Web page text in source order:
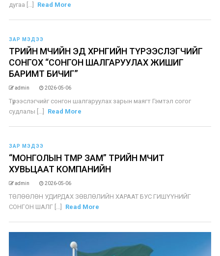
дугаа [...]
Read More
ЗАР МЭДЭЭ
ТӨРИЙН ӨМЧИЙН ЭД ХӨРӨНГИЙН ТҮРЭЭСЛЭГЧИЙГ
СОНГОХ “СОНГОН ШАЛГАРУУЛАХ ЖИШИГ
БАРИМТ БИЧИГ”
admin 2026-05-06
Түрээслэгчийг сонгон шалгаруулах зарын маягт Гэмтэл согог
судлалы [...]
Read More
ЗАР МЭДЭЭ
“МОНГОЛЫН ТӨМӨР ЗАМ” ТӨРИЙН ӨМЧИТ
ХУВЬЦААТ КОМПАНИЙН
admin 2026-05-06
ТӨЛӨӨЛӨН УДИРДАХ ЗӨВЛӨЛИЙН ХАРААТ БУС ГИШҮҮНИЙГ
СОНГОН ШАЛГ [...]
Read More